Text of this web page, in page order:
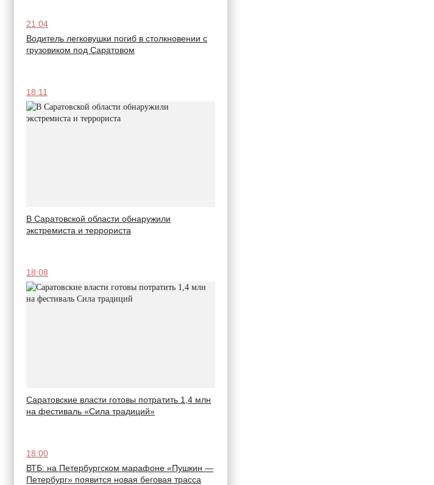
21:04
Водитель легковушки погиб в столкновении с
грузовиком под Саратовом
18:11
В Саратовской области обнаружили
экстремиста и террориста
18:08
Саратовские власти готовы потратить 1,4 млн
на фестиваль «Сила традиций»
18:00
ВТБ: на Петербургском марафоне «Пушкин —
Петербург» появится новая беговая трасса